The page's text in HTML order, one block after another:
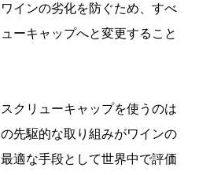
インの劣化を防ぐため、すべ
ーキャップへと変更すること
クリューキャップを使うのは
先駆的な取り組みがワインの
適な手段として世界中で評価